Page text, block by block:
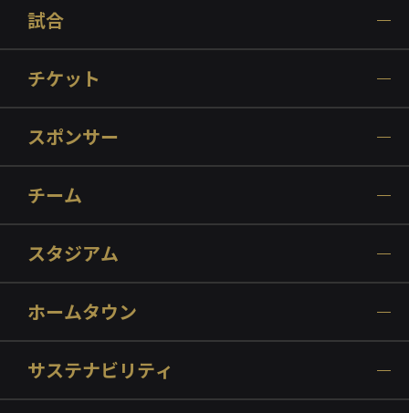
試合
チケット
スポンサー
チーム
スタジアム
ホームタウン
サステナビリティ